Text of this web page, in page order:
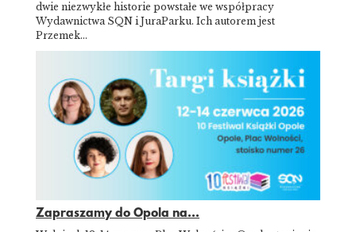
dwie niezwykłe historie powstałe we współpracy
Wydawnictwa SQN i JuraParku. Ich autorem jest
Przemek…
Zapraszamy do Opola na...